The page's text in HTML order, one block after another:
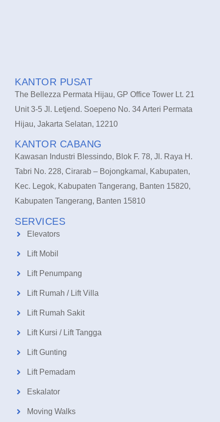
KANTOR PUSAT
The Bellezza Permata Hijau, GP Office Tower Lt. 21
Unit 3-5 Jl. Letjend. Soepeno No. 34 Arteri Permata
Hijau, Jakarta Selatan, 12210
KANTOR CABANG
Kawasan Industri Blessindo, Blok F. 78, Jl. Raya H.
Tabri No. 228, Cirarab – Bojongkamal, Kabupaten,
Kec. Legok, Kabupaten Tangerang, Banten 15820,
Kabupaten Tangerang, Banten 15810
SERVICES
Elevators
Lift Mobil
Lift Penumpang
Lift Rumah / Lift Villa
Lift Rumah Sakit
Lift Kursi / Lift Tangga
Lift Gunting
Lift Pemadam
Eskalator
Moving Walks